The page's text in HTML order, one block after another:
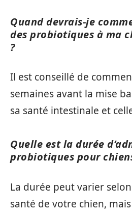
Quand devrais-je
des probiotiques à ma
?
Il est conseillé de
semaines avant la mise
sa santé intestinale et
Quelle est la durée
probiotiques pour
La durée peut varier
santé de votre chien,